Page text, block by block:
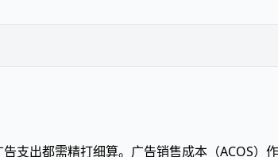
支出都需精打细算。广告销售成本（ACOS）